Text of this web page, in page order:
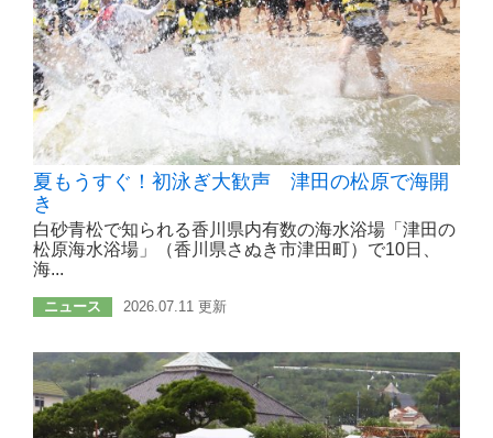
夏もうすぐ！初泳ぎ大歓声 津田の松原で海開
き
白砂青松で知られる香川県内有数の海水浴場「津田の
松原海水浴場」（香川県さぬき市津田町）で10日、
海...
ニュース 2026.07.11 更新